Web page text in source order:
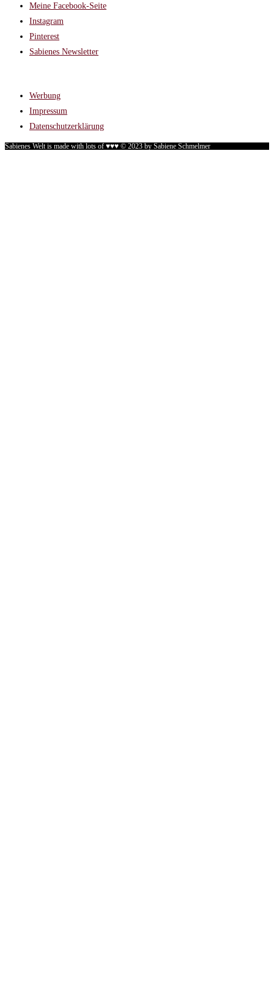
Meine Facebook-Seite
Instagram
Pinterest
Sabienes Newsletter
Werbung
Impressum
Datenschutzerklärung
Sabienes Welt is made with lots of ♥♥♥ © 2023 by Sabiene Schmelmer